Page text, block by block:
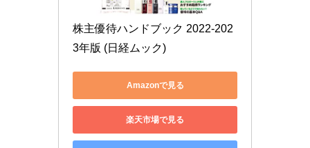
株主優待ハンドブック 2022-202
3年版 (日経ムック)
Amazonで見る
楽天市場で見る